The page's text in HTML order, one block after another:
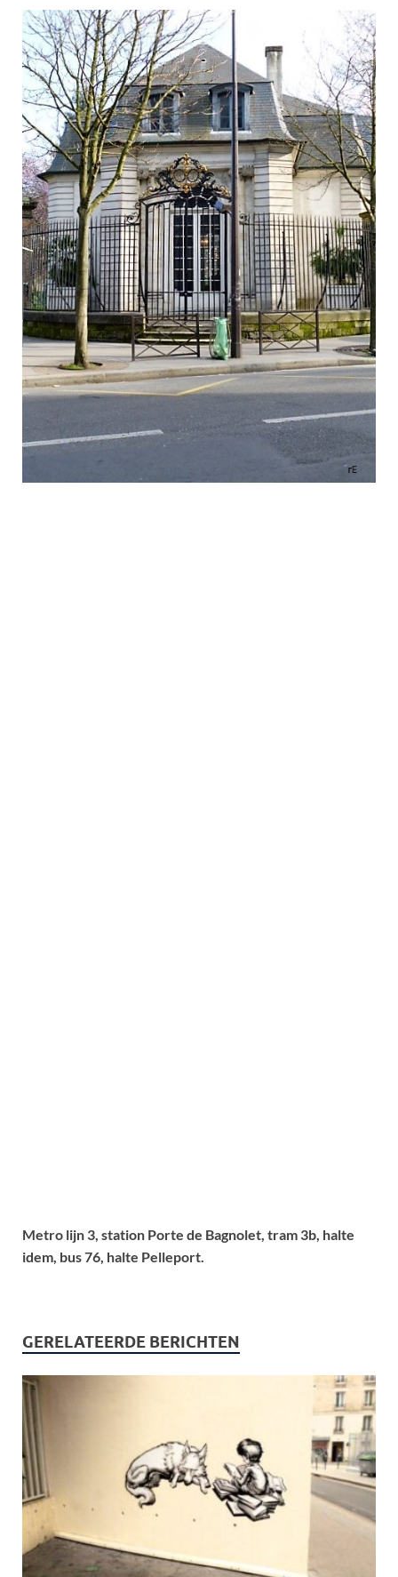
Metro lijn 3, station Porte de Bagnolet, tram 3b, halte
idem, bus 76, halte Pelleport.
GERELATEERDE BERICHTEN